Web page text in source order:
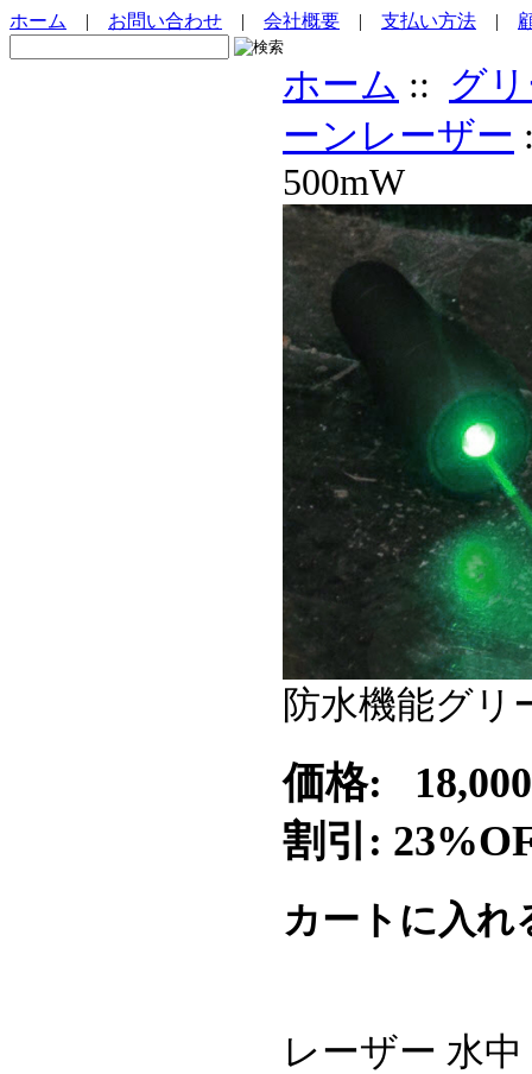
ホーム | お問い合わせ | 会社概要 | 支払い方法 |
ホーム :: グ
ーンレーザー
500mW
防水機能グリ
価格:
割引:
カートに入
レーザー 水